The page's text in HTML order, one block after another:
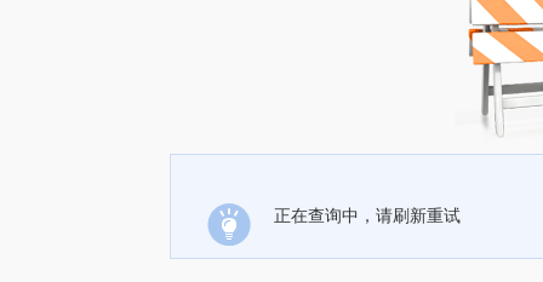
正在查询中，请刷新重试